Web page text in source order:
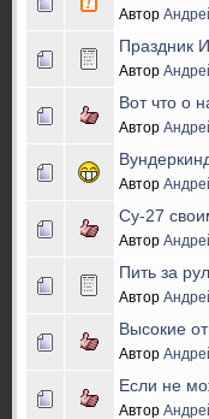
Автор
Праздник
Автор
Вот что о
Автор
Автор
Су-27
Автор
Пить за
Автор
Высокие
Автор
Если не
Автор